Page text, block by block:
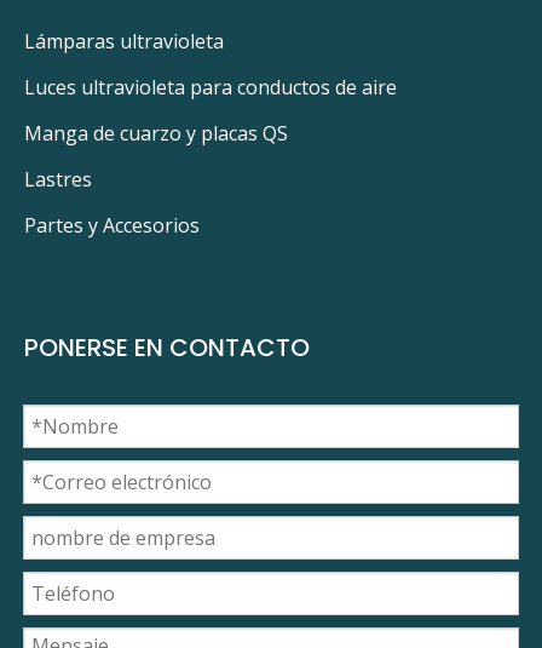
Lámparas ultravioleta
Luces ultravioleta para conductos de aire
Manga de cuarzo y placas QS
Lastres
Partes y Accesorios
PONERSE EN CONTACTO